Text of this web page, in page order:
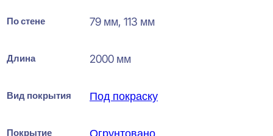
По стене 79 мм, 113 мм
Длина 2000 мм
Вид покрытия Под покраску
Покрытие Огрунтовано